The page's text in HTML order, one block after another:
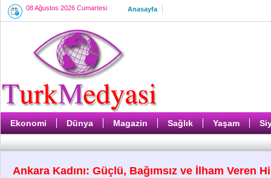
08 Ağustos 2026 Cumartesi Anasayfa
Ekonomi Dünya Magazin Sağlık Yaşam
Ankara Kadını: Güçlü, Bağımsız ve İlham Veren